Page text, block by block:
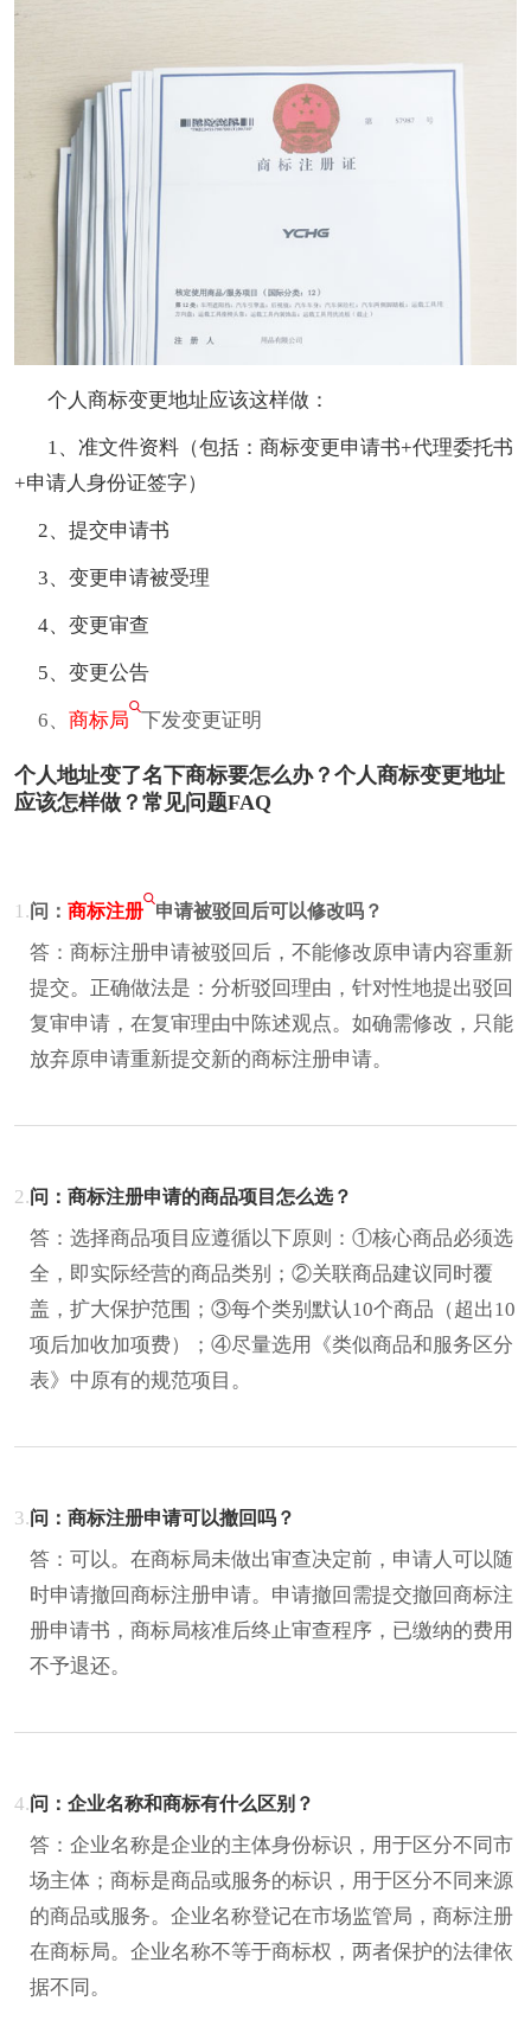
个人商标变更地址应该这样做：
1、准文件资料（包括：商标变更申请书+代理委托书
+申请人身份证签字）
2、提交申请书
3、变更申请被受理
4、变更审查
5、变更公告
6、 商标局 下发变更证明
个人地址变了名下商标要怎么办？个人商标变更地址
应该怎样做？常见问题FAQ
1.问： 商标注册 申请被驳回后可以修改吗？
答：商标注册申请被驳回后，不能修改原申请内容重新
提交。正确做法是：分析驳回理由，针对性地提出驳回
复审申请，在复审理由中陈述观点。如确需修改，只能
放弃原申请重新提交新的商标注册申请。
2.问：商标注册申请的商品项目怎么选？
答：选择商品项目应遵循以下原则：①核心商品必须选
全，即实际经营的商品类别；②关联商品建议同时覆
盖，扩大保护范围；③每个类别默认10个商品（超出10
项后加收加项费）；④尽量选用《类似商品和服务区分
表》中原有的规范项目。
3.问：商标注册申请可以撤回吗？
答：可以。在商标局未做出审查决定前，申请人可以随
时申请撤回商标注册申请。申请撤回需提交撤回商标注
册申请书，商标局核准后终止审查程序，已缴纳的费用
不予退还。
4.问：企业名称和商标有什么区别？
答：企业名称是企业的主体身份标识，用于区分不同市
场主体；商标是商品或服务的标识，用于区分不同来源
的商品或服务。企业名称登记在市场监管局，商标注册
在商标局。企业名称不等于商标权，两者保护的法律依
据不同。